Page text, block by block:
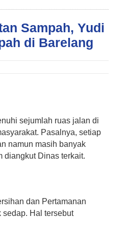
Sampah, Yudi
di Barelang
sejumlah ruas jalan di
Pasalnya, setiap
namun masih banyak
diangkut Dinas terkait.
dan Pertamanan
sedap. Hal tersebut